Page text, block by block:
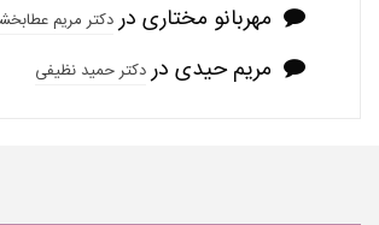
مهربانو مختاری دردکتر مریم
مریم حیدی دردکتر حمید نظیفی